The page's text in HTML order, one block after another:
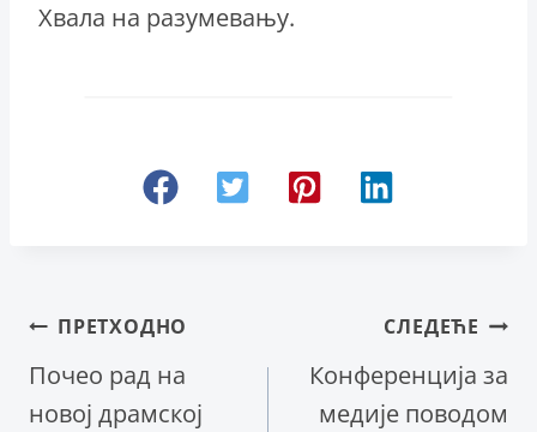
Хвала на разумевању.
Кретање
чланка
ПРЕТХОДНО
Почео рад на
новој драмској
СЛЕДЕЋЕ
Конференција за
медије поводом